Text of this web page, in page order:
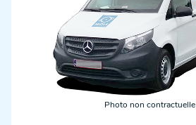
Photo non contractuelle